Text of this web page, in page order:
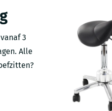
3
Alle